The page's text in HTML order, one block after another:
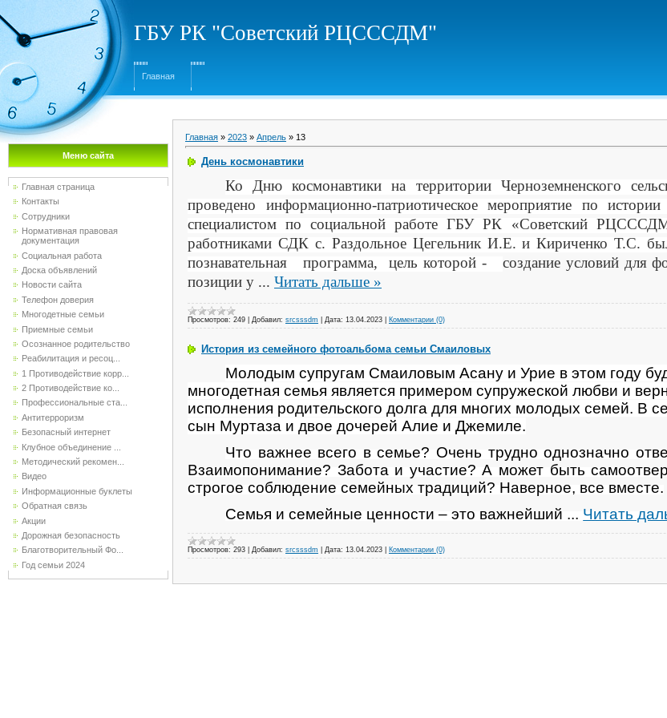
ГБУ РК "Советский РЦСССДМ"
Главная
Меню сайта
Главная страница
Контакты
Сотрудники
Нормативная правовая
документация
Социальная работа
Доска объявлений
Новости сайта
Телефон доверия
Многодетные семьи
Приемные семьи
Осознанное родительство
Реабилитация и ресоц...
1 Противодействие корр...
2 Противодействие ко...
Профессиональные ста...
Антитерроризм
Безопасный интернет
Клубное объединение ...
Методический рекомен...
Видео
Информационные буклеты
Обратная связь
Акции
Дорожная безопасность
Благотворительный Фо...
Год семьи 2024
Главная » 2023 » Апрель » 13
День космонавтики
Ко Дню космонавтики на территории Черноземненского
проведено информационно-патриотическое мероприятие по
специалистом по социальной работе ГБУ РК «Советский
работниками СДК с. Раздольное Цегельник И.Е. и Кириченко Т.С.
познавательная программа, цель которой - создание условий для
позиции у ... Читать дальше »
Просмотров: 249 Добавил: srcsssdm Дата: 13.04.2023 Комментарии (0)
История из семейного фотоальбома семьи Смаиловых
Молодым супругам Смаиловым Асану и Урие в этом году
многодетная семья является примером супружеской любви и
исполнения родительского долга для многих молодых семей. В
сын Муртаза и двое дочерей Алие и Джемиле.
Что важнее всего в семье? Очень трудно однозначно
Взаимопонимание? Забота и участие? А может быть
строгое соблюдение семейных традиций? Наверное, все вместе.
Семья и семейные ценности – это важнейший ... Читать
Просмотров: 293 Добавил: srcsssdm Дата: 13.04.2023 Комментарии (0)